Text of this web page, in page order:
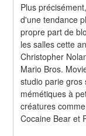
Plus
d'une tendance
propre part de
les salles cette
Christopher
Mario Bros.
studio parie
mémétiques à
créatures
Cocaine Bear et